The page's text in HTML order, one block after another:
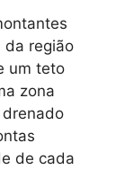
da região
um teto
zona
de cada